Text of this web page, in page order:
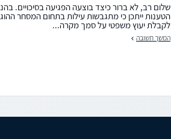
שלום רב, לא ברור כיצד בוצעה הפגיעה בסיכויים.
הטענות ייתכן כי מתגבשות עילות בתחום המסחר
לקבלת יעוץ משפטי על סמך מקרה...
המשך תשובה